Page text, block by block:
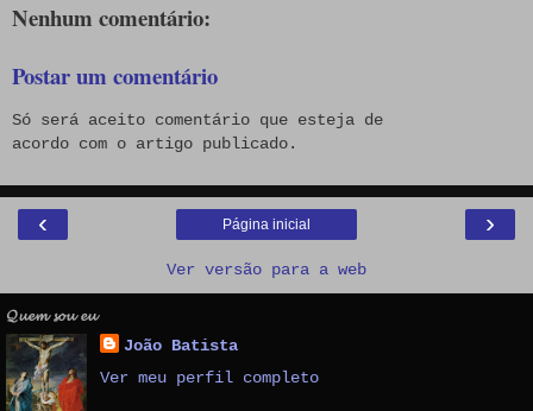
Nenhum comentário:
Postar um comentário
Só será aceito comentário que esteja de
acordo com o artigo publicado.
‹ ›
Página inicial
Ver versão para a web
𝓠𝓾𝓮𝓶 𝓼𝓸𝓾 𝓮𝓾
João Batista
Ver meu perfil completo